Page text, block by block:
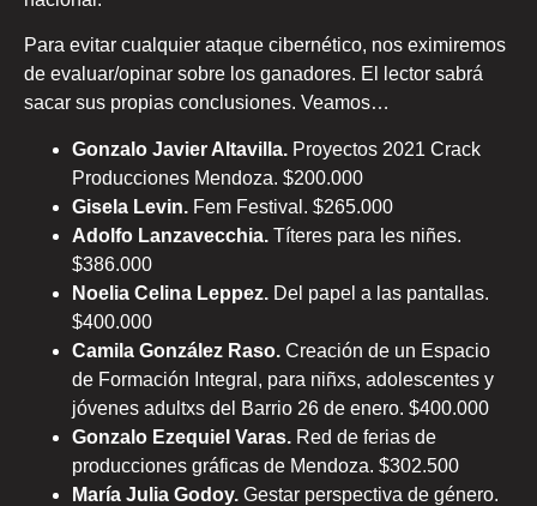
Para evitar cualquier ataque cibernético, nos eximiremos
de evaluar/opinar sobre los ganadores. El lector sabrá
sacar sus propias conclusiones. Veamos…
Gonzalo Javier Altavilla. Proyectos 2021 Crack
Producciones Mendoza. $200.000
Gisela Levin. Fem Festival. $265.000
Adolfo Lanzavecchia. Títeres para les niñes.
$386.000
Noelia Celina Leppez. Del papel a las pantallas.
$400.000
Camila González Raso. Creación de un Espacio
de Formación Integral, para niñxs, adolescentes y
jóvenes adultxs del Barrio 26 de enero. $400.000
Gonzalo Ezequiel Varas. Red de ferias de
producciones gráficas de Mendoza. $302.500
María Julia Godoy. Gestar perspectiva de género.